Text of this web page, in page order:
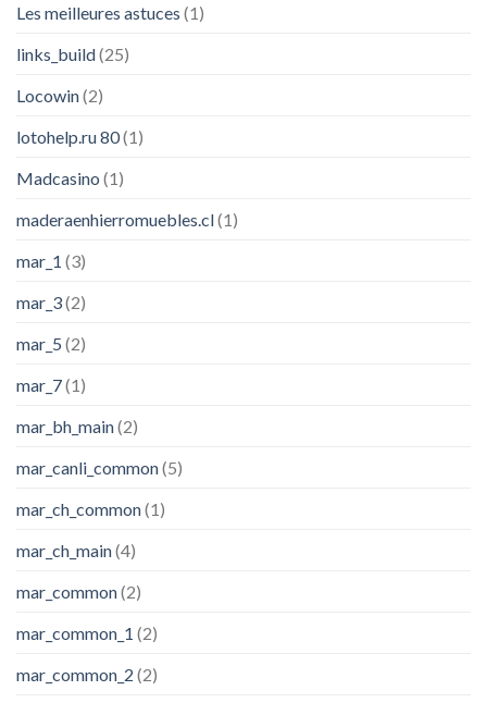
Les meilleures astuces (1)
links_build(25)
Locowin(2)
lotohelp.ru 80(1)
Madcasino (1)
maderaenhierromuebles.cl(1)
mar_1 (3)
mar_3(2)
mar_5 (2)
mar_7(1)
mar_bh_main(2)
mar_canli_common(5)
mar_ch_common(1)
mar_ch_main(4)
mar_common(2)
mar_common_1 (2)
mar_common_2 (2)